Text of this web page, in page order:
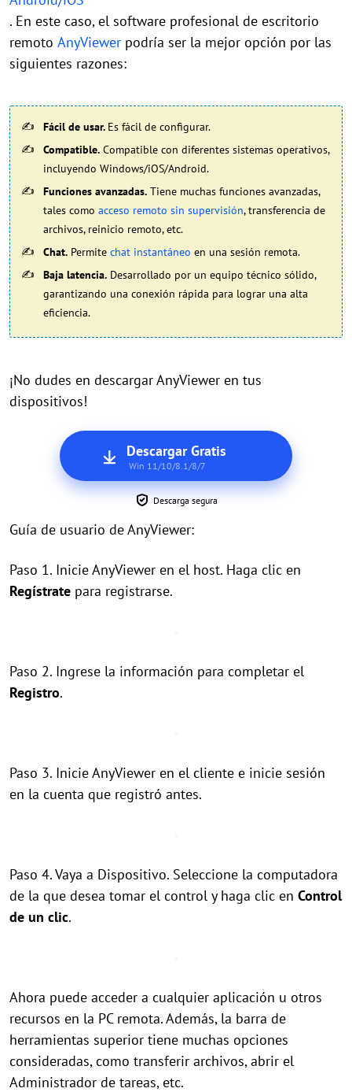
. En este caso, el software profesional de escritorio
remoto AnyViewer podría ser la mejor opción por las
siguientes razones:
Fácil de usar. Es fácil de configurar.
Compatible. Compatible con diferentes sistemas operativos,
incluyendo Windows/iOS/Android.
Funciones avanzadas. Tiene muchas funciones avanzadas,
tales como acceso remoto sin supervisión, transferencia de
archivos, reinicio remoto, etc.
Chat. Permite chat instantáneo en una sesión remota.
Baja latencia. Desarrollado por un equipo técnico sólido,
garantizando una conexión rápida para lograr una alta
eficiencia.
¡No dudes en descargar AnyViewer en tus
dispositivos!
Descargar Gratis
Win 11/10/8.1/8/7
Descarga segura
Guía de usuario de AnyViewer:
Paso 1. Inicie AnyViewer en el host. Haga clic en
Regístrate para registrarse.
Paso 2. Ingrese la información para completar el
Registro.
Paso 3. Inicie AnyViewer en el cliente e inicie sesión
en la cuenta que registró antes.
Paso 4. Vaya a Dispositivo. Seleccione la computadora
de la que desea tomar el control y haga clic en Control
de un clic.
Ahora puede acceder a cualquier aplicación u otros
recursos en la PC remota. Además, la barra de
herramientas superior tiene muchas opciones
consideradas, como transferir archivos, abrir el
Administrador de tareas, etc.